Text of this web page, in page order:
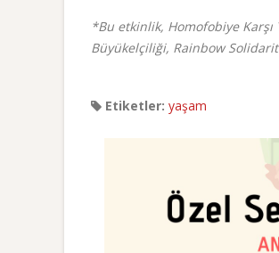
*Bu etkinlik, Homofobiye Karşı
Büyükelçiliği, Rainbow
Etiketler: yaşam